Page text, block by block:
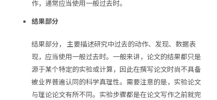
作，通常应当使用一般过去时。
结果部分
结果部分， 主要描述研究中过去的动作、发现、数据表
现，应当使用一般过去时。一般来讲，论文的结果都只是
源于某个特定的实验或计算，因此在撰写论文时尚不具备
被业界普遍认同的科学真理性。需要注意的是，实验论文
与理论论文有所不同。实验步骤都是在论文写作之前就完